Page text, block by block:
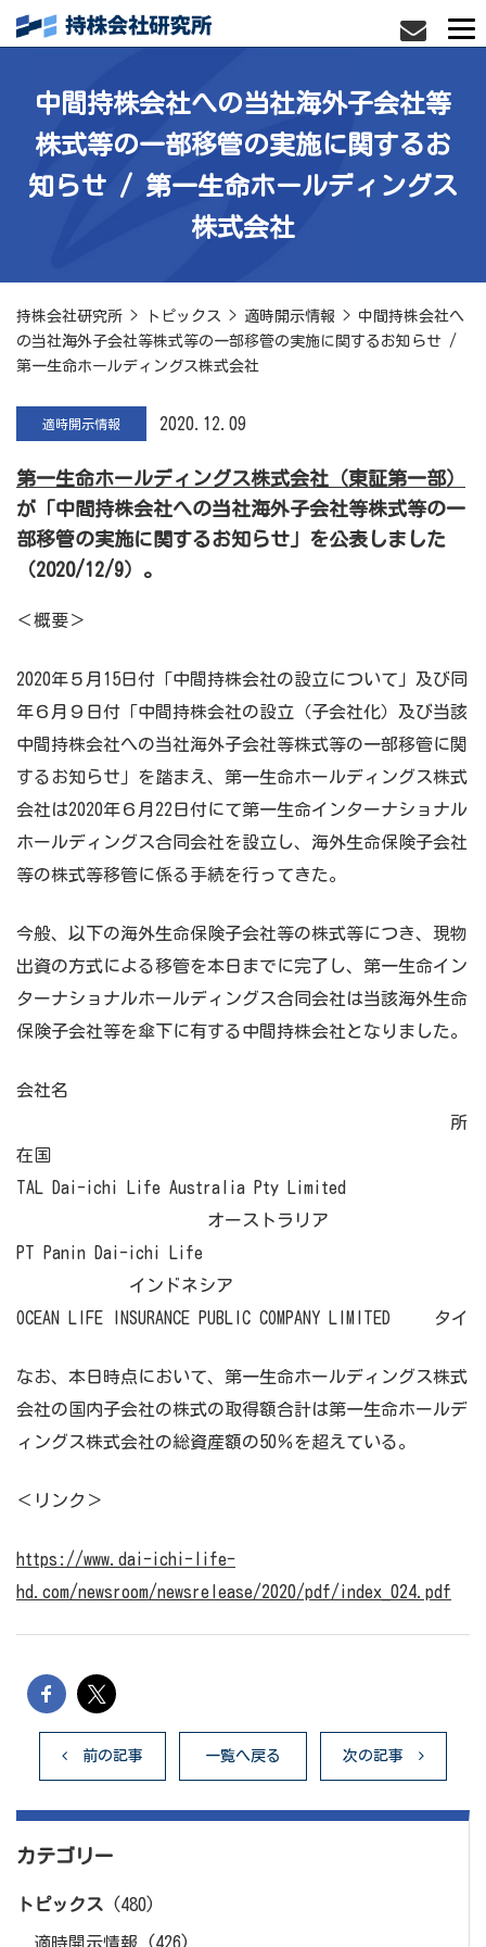
中間持株会社への当社海外子会社等
株式等の一部移管の実施に関するお
知らせ / 第一生命ホールディングス
株式会社
持株会社研究所 > トピックス > 適時開示情報 > 中間持株会社へ
の当社海外子会社等株式等の一部移管の実施に関するお知らせ /
第一生命ホールディングス株式会社
適時開示情報 2020.12.09
第一生命ホールディングス株式会社（東証第一部）
が「中間持株会社への当社海外子会社等株式等の一
部移管の実施に関するお知らせ」
を公表しました
（2020/12/9）。
＜概要＞
2020年５月15日付「中間持株会社の設立について」及び同
年６月９日付「中間持株会社の設立（子会社化）及び当該
中間持株会社への当社海外子会社等株式等の一部移管に関
するお知らせ」を踏まえ、第一生命ホールディングス株式
会社は2020年６月22日付にて第一生命インターナショナル
ホールディングス合同会社を設立し、海外生命保険子会社
等の株式等移管に係る手続を行ってきた。
今般、以下の海外生命保険子会社等の株式等につき、現物
出資の方式による移管を本日までに完了し、第一生命イン
ターナショナルホールディングス合同会社は当該海外生命
保険子会社等を傘下に有する中間持株会社となりました。
会社名
所
在国
TAL Dai-ichi Life Australia Pty Limited
オーストラリア
PT Panin Dai-ichi Life
インドネシア
OCEAN LIFE INSURANCE PUBLIC COMPANY LIMITED タイ
なお、本日時点において、第一生命ホールディングス株式
会社の国内子会社の株式の取得額合計は第一生命ホールデ
ィングス株式会社の総資産額の50％を超えている。
＜リンク＞
https://www.dai-ichi-life-
hd.com/newsroom/newsrelease/2020/pdf/index_024.pdf
前の記事 一覧へ戻る 次の記事
カテゴリー
トピックス (480)
適時開示情報 (426)